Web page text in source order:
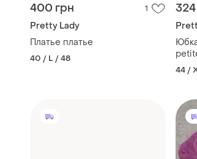
400 грн 1
Pretty Lady
Платье платье
40 / L / 48
44 /